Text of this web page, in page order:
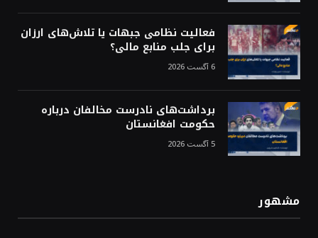
فعالیت نظامی جبهات یا تلاش‌های ارزان
برای جلب منابع مالی؟
6 آگست 2026
برداشت‌های نادرست مخالفان درباره
حکومت افغانستان
5 آگست 2026
مشهور